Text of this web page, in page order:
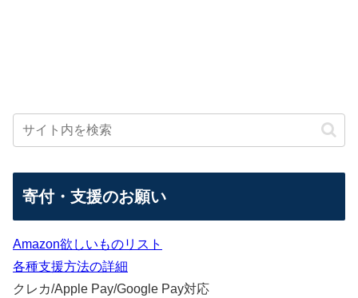
寄付・支援のお願い
Amazon欲しいものリスト
各種支援方法の詳細
クレカ/Apple Pay/Google Pay対応